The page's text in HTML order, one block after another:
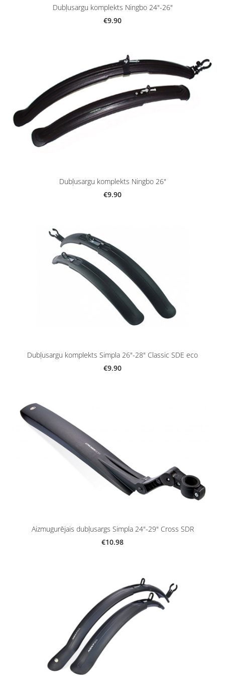
Dubļusargu komplekts Ningbo 24"-26"
€9.90
Dubļusargu komplekts Ningbo 26"
€9.90
Dubļusargu komplekts Simpla 26"-28" Classic SDE eco
€9.90
Aizmugurējais dubļusargs Simpla 24"-29" Cross SDR
€10.98